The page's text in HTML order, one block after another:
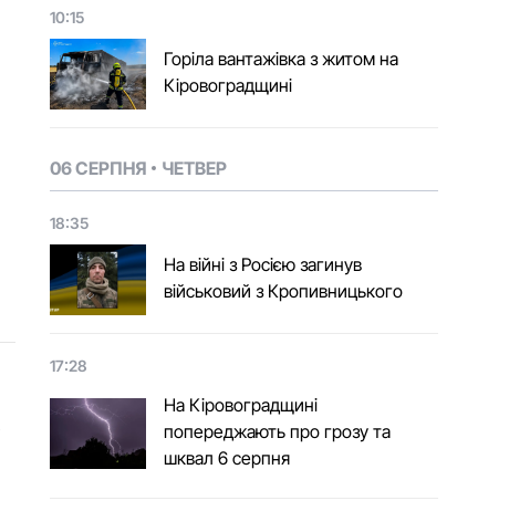
10:15
Горіла вантажівка з житом на
Кіровоградщині
06 СЕРПНЯ ЧЕТВЕР
18:35
На війні з Росією загинув
військовий з Кропивницького
17:28
На Кіровоградщині
попереджають про грозу та
шквал 6 серпня